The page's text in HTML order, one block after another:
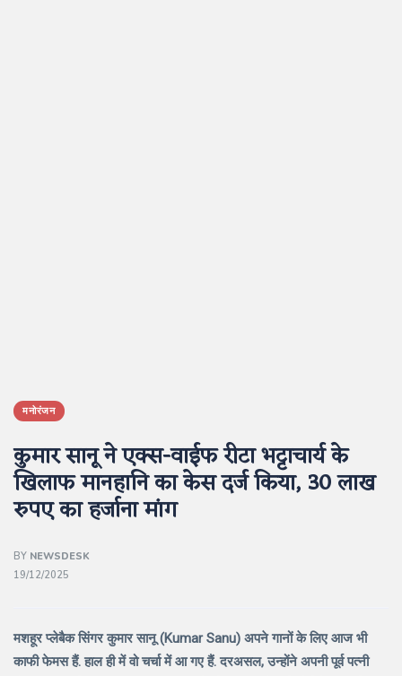
मनोरंजन
कुमार सानू ने एक्स-वाईफ रीटा भट्टाचार्य के
खिलाफ मानहानि का केस दर्ज किया, 30 लाख
रुपए का हर्जाना मांग
BY NEWSDESK
19/12/2025
मशहूर प्लेबैक सिंगर कुमार सानू (Kumar Sanu) अपने गानों के लिए आज भी
काफी फेमस हैं. हाल ही में वो चर्चा में आ गए हैं. दरअसल, उन्होंने अपनी पूर्व पत्नी